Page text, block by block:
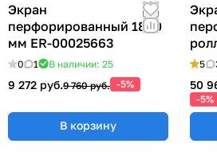
Экран
перфорированный 1800
мм ER-00025663
0 1 В наличии: 25
9 272 руб.9 760 руб. -5%
В корзину
5
50
-5%